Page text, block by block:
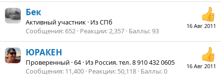
16 Авг 2011
Бек
Активный участник · ИзСПб
Сообщения 652 Реакции 2,357 Баллы 93
16 Авг 2011
ЮРАКЕН
Проверенный ·64· Из Россия. тел. 8 910 432 0605
Сообщения 11,400 Реакции 50,118 Баллы 0